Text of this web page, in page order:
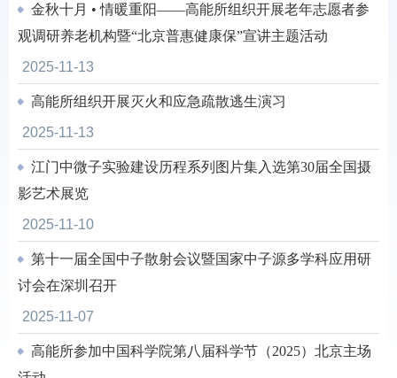
金秋十月 • 情暖重阳——高能所组织开展老年志愿者参
观调研养老机构暨“北京普惠健康保”宣讲主题活动
2025-11-13
高能所组织开展灭火和应急疏散逃生演习
2025-11-13
江门中微子实验建设历程系列图片集入选第30届全国摄
影艺术展览
2025-11-10
第十一届全国中子散射会议暨国家中子源多学科应用研
讨会在深圳召开
2025-11-07
高能所参加中国科学院第八届科学节（2025）北京主场